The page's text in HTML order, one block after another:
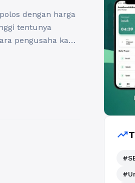
dengan harga
tentunya
pengusaha kaos.
cukup bagus
trending_up